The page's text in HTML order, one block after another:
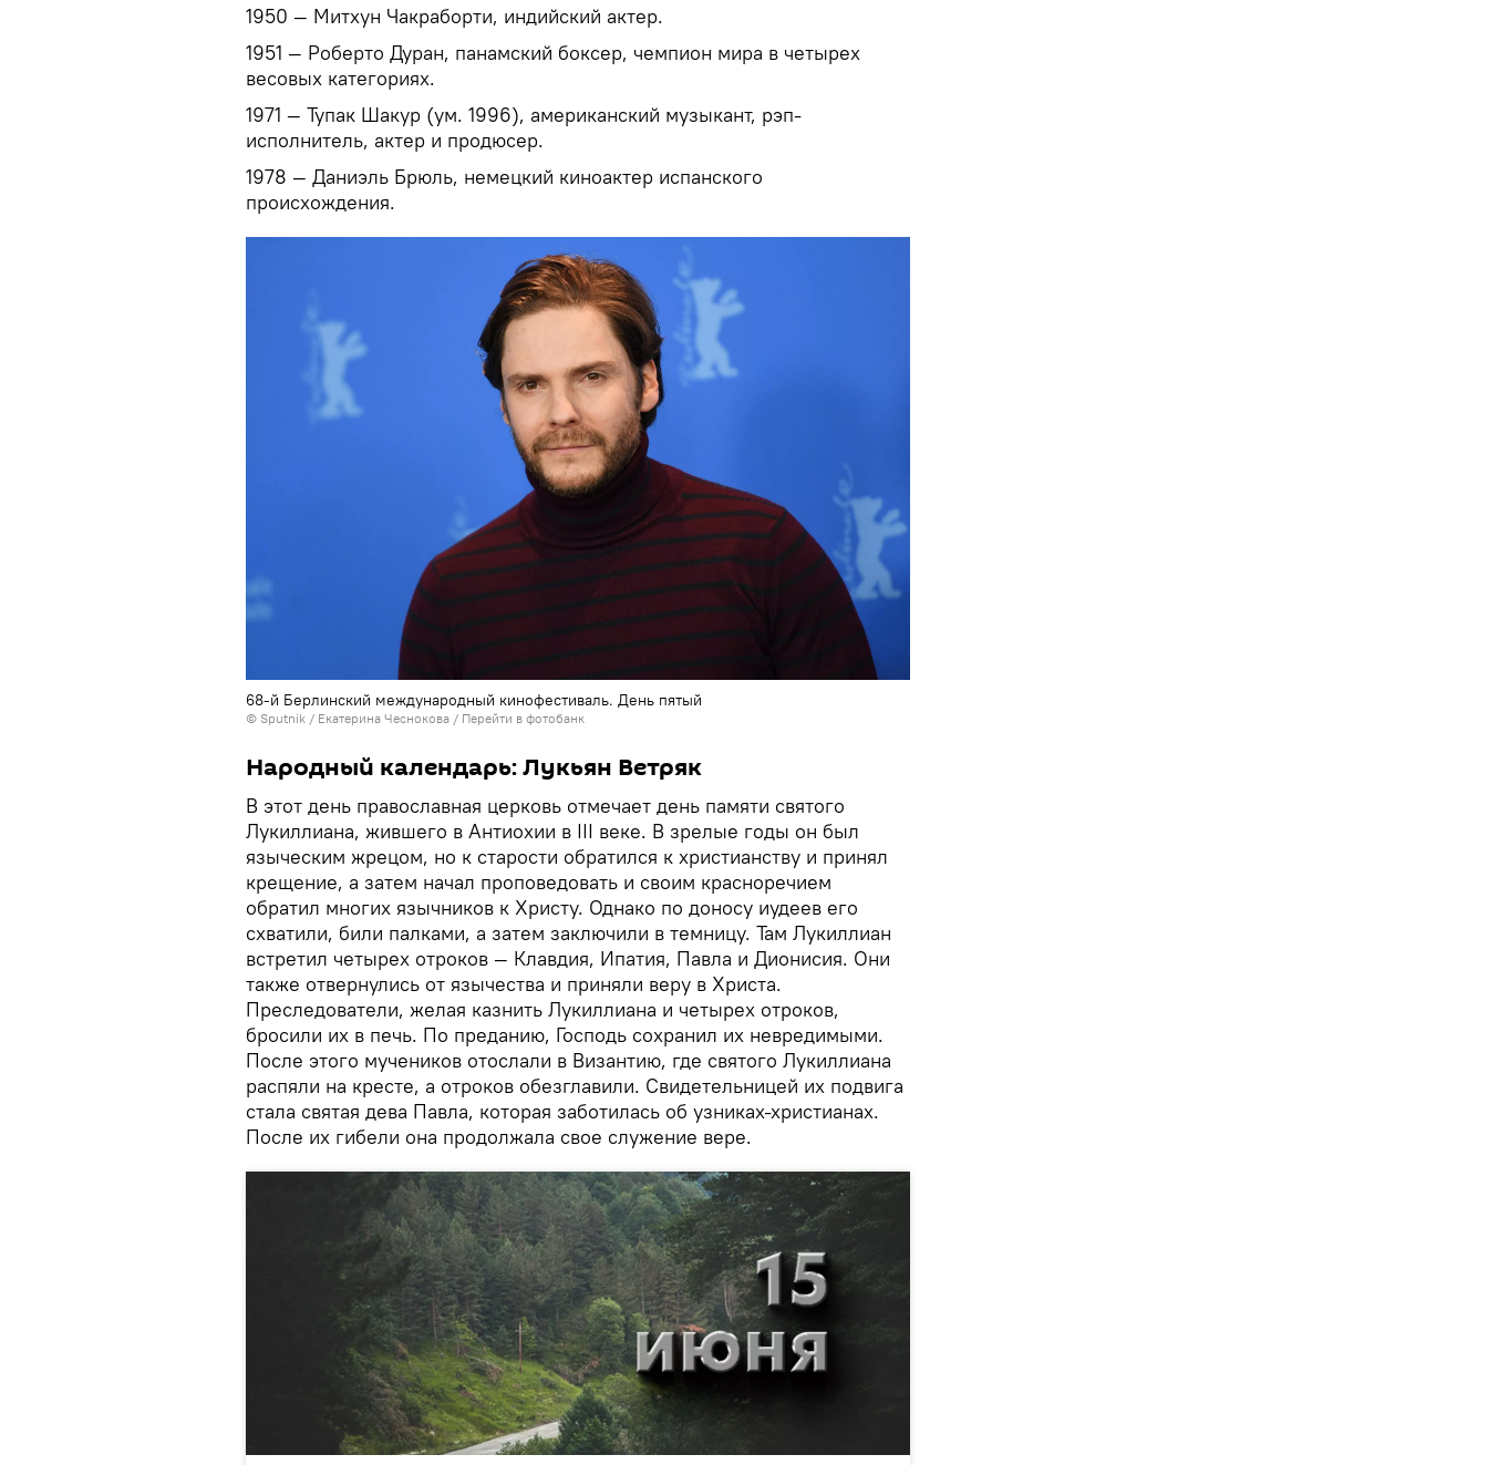
1950 — Митхун Чакраборти, индийский актер.
1951 — Роберто Дуран, панамский боксер, чемпион мира в четырех
весовых категориях.
1971 — Тупак Шакур (ум. 1996), американский музыкант, рэп-
исполнитель, актер и продюсер.
1978 — Даниэль Брюль, немецкий киноактер испанского
происхождения.
68-й Берлинский международный кинофестиваль. День пятый
© Sputnik / Екатерина Чеснокова / Перейти в фотобанк
Народный календарь: Лукьян Ветряк
В этот день православная церковь отмечает день памяти святого
Лукиллиана, жившего в Антиохии в III веке. В зрелые годы он был
языческим жрецом, но к старости обратился к христианству и принял
крещение, а затем начал проповедовать и своим красноречием
обратил многих язычников к Христу. Однако по доносу иудеев его
схватили, били палками, а затем заключили в темницу. Там Лукиллиан
встретил четырех отроков — Клавдия, Ипатия, Павла и Дионисия. Они
также отвернулись от язычества и приняли веру в Христа.
Преследователи, желая казнить Лукиллиана и четырех отроков,
бросили их в печь. По преданию, Господь сохранил их невредимыми.
После этого мучеников отослали в Византию, где святого Лукиллиана
распяли на кресте, а отроков обезглавили. Свидетельницей их подвига
стала святая дева Павла, которая заботилась об узниках-христианах.
После их гибели она продолжала свое служение вере.